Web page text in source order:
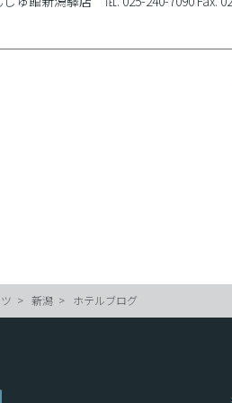
新潟 ホテルブログ